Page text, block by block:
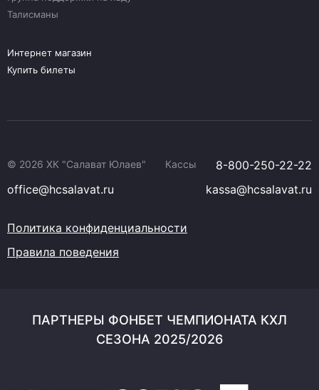
Талисманы
Интернет магазин
Купить билеты
© 2026 ХК "Салават Юлаев" Кассы
8-800-250-22-22
office@hcsalavat.ru
kassa@hcsalavat.ru
Политика конфиденциальности
Правила поведения
ПАРТНЕРЫ ФОНБЕТ ЧЕМПИОНАТА КХЛ
СЕЗОНА 2025/2026